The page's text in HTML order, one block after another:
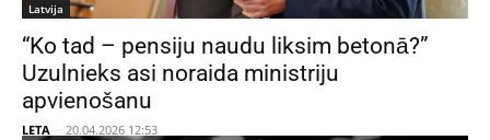
Latvija
“Ko tad – pensiju naudu liksim betonā?”
Uzulnieks asi noraida ministriju
apvienošanu
LETA - 20.04.2026 12:53